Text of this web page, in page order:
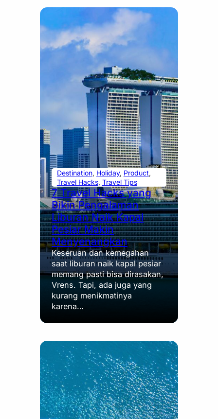
Destination, Holiday, Product
Travel Hacks, Travel Tips
7 Travel Hacks yang
Bikin Pengalaman
Liburan Naik Kapal
Pesiar Makin
Menyenangkan
Keseruan dan kemegahan
saat liburan naik kapal pesiar
memang pasti bisa dirasakan,
Vrens. Tapi, ada juga yang
kurang menikmatinya
karena…